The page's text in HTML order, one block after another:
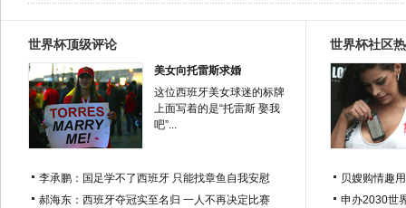
世界杯顶级评论
美女向托雷斯求婚
这位西班牙美女球迷的标牌
上面写着的是“托雷斯 娶我
吧”...
李承鹏：国足学不了西班牙 只能找章鱼自我安慰
郝海东：西班牙夺冠实至名归 一人不再决定比赛
世界杯社区
贝嫂购情趣
申办2030世